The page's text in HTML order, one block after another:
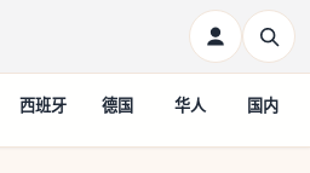
西班牙 德国 华人 国内